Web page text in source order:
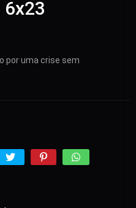
6x23
por uma crise sem